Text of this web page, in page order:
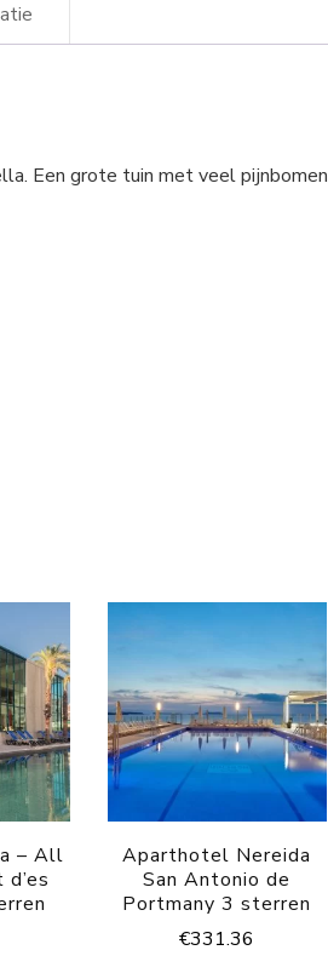
Een grote tuin met veel pijnbomen
– All
Aparthotel Nereida
San Antonio de
Portmany 3 sterren
€331.36